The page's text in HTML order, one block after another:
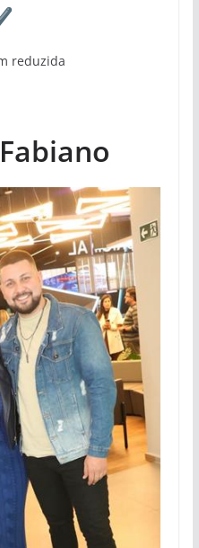
reduzida